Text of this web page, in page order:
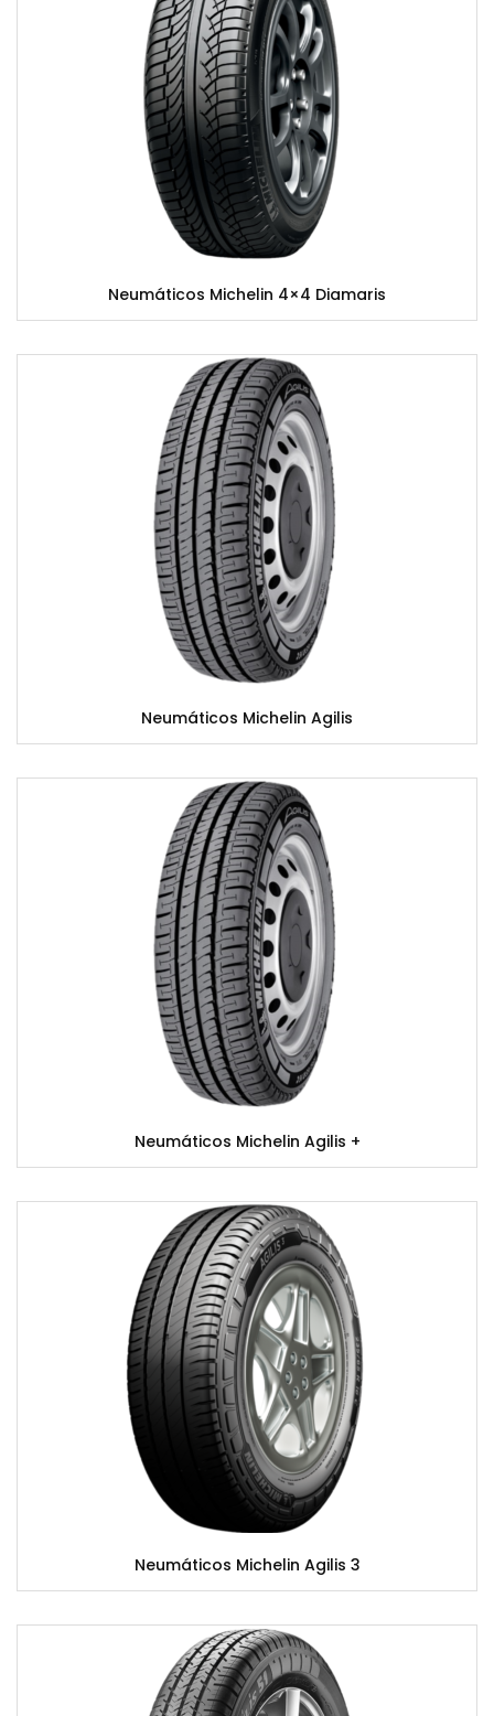
Neumáticos Michelin 4×4 Diamaris
Neumáticos Michelin Agilis
Neumáticos Michelin Agilis +
Neumáticos Michelin Agilis 3